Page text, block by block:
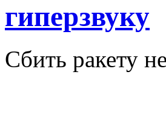
гиперзвуку
Сбить ракету